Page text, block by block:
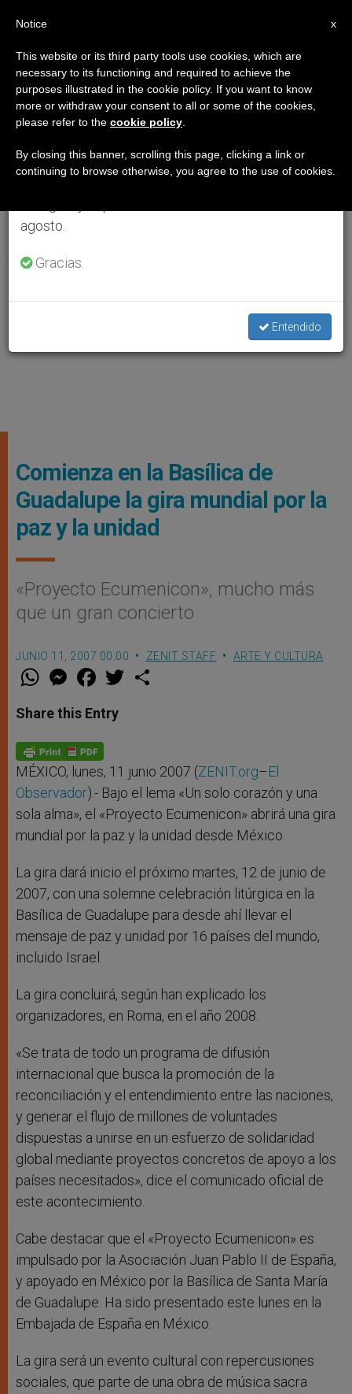
Comienza en la Basílica de
Guadalupe la gira mundial por la
paz y la unidad
«Proyecto Ecumenicon», mucho más
que un gran concierto
JUNIO 11, 2007 00:00 ZENIT STAFF ARTE Y CULTURA
W
t
s
p
p
M
e
s
e
g
e
F
a
e
b
o
k
w
Share this Entry
MÉXICO, lunes, 11 junio 2007 (ZENIT.org–El
Observador).- Bajo el lema «Un solo corazón y una
sola alma», el «Proyecto Ecumenicon» abrirá una gira
mundial por la paz y la unidad desde México.
La gira dará inicio el próximo martes, 12 de junio de
2007, con una solemne celebración litúrgica en la
Basílica de Guadalupe para desde ahí llevar el
mensaje de paz y unidad por 16 países del mundo,
incluido Israel.
La gira concluirá, según han explicado los
organizadores, en Roma, en el año 2008.
«Se trata de todo un programa de difusión
internacional que busca la promoción de la
reconciliación y el entendimiento entre las naciones,
y generar el flujo de millones de voluntades
dispuestas a unirse en un esfuerzo de solidaridad
global mediante proyectos concretos de apoyo a los
países necesitados», dice el comunicado oficial de
este acontecimiento.
Cabe destacar que el «Proyecto Ecumenicon» es
impulsado por la Asociación Juan Pablo II de España,
y apoyado en México por la Basílica de Santa María
de Guadalupe. Ha sido presentado este lunes en la
Embajada de España en México.
La gira será un evento cultural con repercusiones
sociales, que parte de una obra de música sacra
×
Aviso importante
Del 27 de julio al 7 de agosto haremos la pausa
anual, aprovechando que en el periodo de verano
se generan menos informaciones y también el
agosto.
Gracias.
Entendido
x
Notice
This website or its third party tools use cookies, which are
necessary to its functioning and required to achieve the
purposes illustrated in the cookie policy. If you want to know
more or withdraw your consent to all or some of the cookies,
please refer to the cookie policy
By closing this banner, scrolling this page, clicking a link or
continuing to browse otherwise, you agree to the use of cookies.